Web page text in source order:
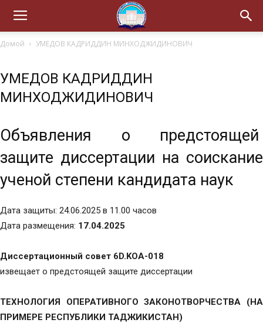
Домой УМЕДОВ КАДРИДДИН МИНХОДЖИДИНОВИЧ
УМЕДОВ КАДРИДДИН
МИНХОДЖИДИНОВИЧ
Объявления о предстоящей
защите диссертации на соискание
ученой степени кандидата наук
Дата защиты: 24.06.2025 в 11.00 часов
Дата размещения: 17.04.2025
Диссертационный совет 6D.KOA-018
извещает о предстоящей защите диссертации
ТЕХНОЛОГИЯ ОПЕРАТИВНОГО ЗАКОНОТВОРЧЕСТВА (НА
ПРИМЕРЕ РЕСПУБЛИКИ ТАДЖИКИСТАН)